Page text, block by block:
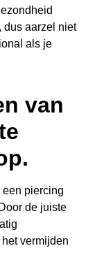
dus aarzel niet
als je
van
een piercing
de juiste
vermijden